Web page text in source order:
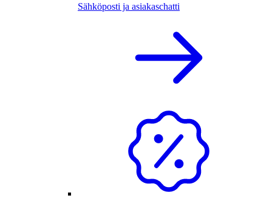
Sähköposti ja asiakaschatti